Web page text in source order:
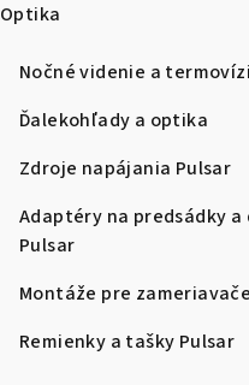
Optika
Nočné videnie a
Ďalekohľady a optika
Zdroje napájania Pulsar
Adaptéry na predsádky a
Pulsar
Montáže pre zameriavače
Remienky a tašky Pulsar